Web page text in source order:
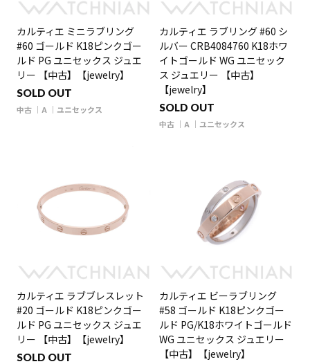
カルティエ ミニラブリング
#60 ゴールド K18ピンクゴー
ルド PG ユニセックス ジュエ
リー 【中古】【jewelry】
SOLD OUT
中古 A ユニセックス
カルティエ ラブリング #60 シ
ルバー CRB4084760 K18ホワ
イトゴールド WG ユニセック
ス ジュエリー 【中古】
【jewelry】
SOLD OUT
中古 A ユニセックス
カルティエ ラブブレスレット
#20 ゴールド K18ピンクゴー
ルド PG ユニセックス ジュエ
リー 【中古】【jewelry】
SOLD OUT
カルティエ ビーラブリング
#58 ゴールド K18ピンクゴー
ルド PG/K18ホワイトゴールド
WG ユニセックス ジュエリー
【中古】【jewelry】